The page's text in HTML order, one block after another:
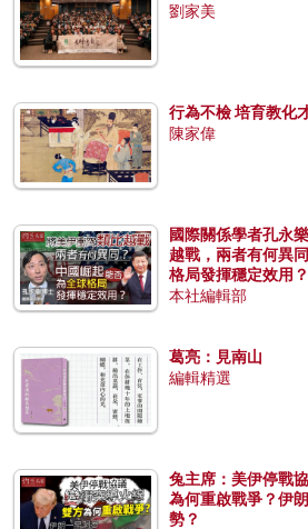
劉家美
行為不檢 培育教化
陳家偉
國際關係學者孔永
越戰，兩者有何異
格局發揮穩定效用？
本社編輯部
葛亮：見南山
編輯精選
兔主席：美伊停戰
為何重啟戰爭？伊
勢？